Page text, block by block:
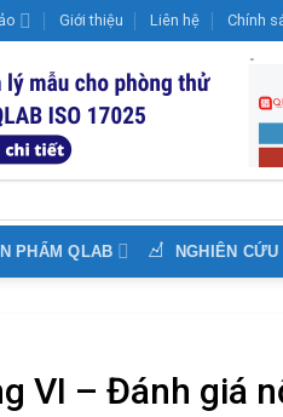
Giới thiệu Liên hệ Chính
PHẨM QLAB NGHIÊN
VI – Đánh giá